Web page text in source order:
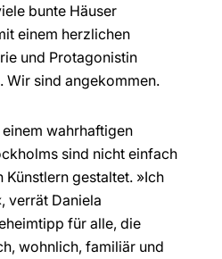
bunte Häuser
einem herzlichen
und Protagonistin
Wir sind angekommen.
wahrhaftigen
sind nicht einfach
gestaltet. »Ich
verrät Daniela
für alle, die
wohnlich, familiär und